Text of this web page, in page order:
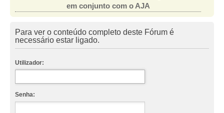
em conjunto com o AJA
Para ver o conteúdo completo deste Fórum é
necessário estar ligado.
Utilizador:
Senha: